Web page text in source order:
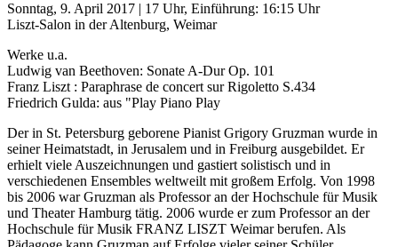
Sonntag, 9. April 2017 | 17 Uhr, Einführung: 16:15 Uhr
Liszt-Salon in der Altenburg, Weimar
Werke u.a.
Ludwig van Beethoven: Sonate A-Dur Op. 101
Franz Liszt : Paraphrase de concert sur Rigoletto S.434
Friedrich Gulda: aus "Play Piano Play
Der in St. Petersburg geborene Pianist Grigory Gruzman wurde in
seiner Heimatstadt, in Jerusalem und in Freiburg ausgebildet. Er
erhielt viele Auszeichnungen und gastiert solistisch und in
verschiedenen Ensembles weltweilt mit großem Erfolg. Von 1998
bis 2006 war Gruzman als Professor an der Hochschule für Musik
und Theater Hamburg tätig. 2006 wurde er zum Professor an der
Hochschule für Musik FRANZ LISZT Weimar berufen. Als